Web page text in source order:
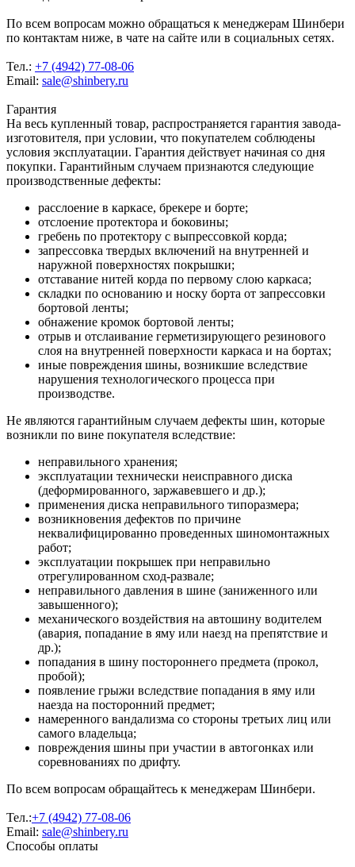
По всем вопросам можно обращаться к менеджерам Шинбери
по контактам ниже, в чате на сайте или в социальных сетях.
Тел.: +7 (4942) 77-08-06
Email: sale@shinbery.ru
Гарантия
На весь купленный товар, распространяется гарантия завода-
изготовителя, при условии, что покупателем соблюдены
условия эксплуатации. Гарантия действует начиная со дня
покупки. Гарантийным случаем признаются следующие
производственные дефекты:
расслоение в каркасе, брекере и борте;
отслоение протектора и боковины;
гребень по протектору с выпрессовкой корда;
запрессовка твердых включений на внутренней и
наружной поверхностях покрышки;
отставание нитей корда по первому слою каркаса;
складки по основанию и носку борта от запрессовки
бортовой ленты;
обнажение кромок бортовой ленты;
отрыв и отслаивание герметизирующего резинового
слоя на внутренней поверхности каркаса и на бортах;
иные повреждения шины, возникшие вследствие
нарушения технологического процесса при
производстве.
Не являются гарантийным случаем дефекты шин, которые
возникли по вине покупателя вследствие:
неправильного хранения;
эксплуатации технически неисправного диска
(деформированного, заржавевшего и др.);
применения диска неправильного типоразмера;
возникновения дефектов по причине
неквалифицированно проведенных шиномонтажных
работ;
эксплуатации покрышек при неправильно
отрегулированном сход-развале;
неправильного давления в шине (заниженного или
завышенного);
механического воздействия на автошину водителем
(авария, попадание в яму или наезд на препятствие и
др.);
попадания в шину постороннего предмета (прокол,
пробой);
появление грыжи вследствие попадания в яму или
наезда на посторонний предмет;
намеренного вандализма со стороны третьих лиц или
самого владельца;
повреждения шины при участии в автогонках или
соревнованиях по дрифту.
По всем вопросам обращайтесь к менеджерам Шинбери.
Тел.:+7 (4942) 77-08-06
Email: sale@shinbery.ru
Способы оплаты